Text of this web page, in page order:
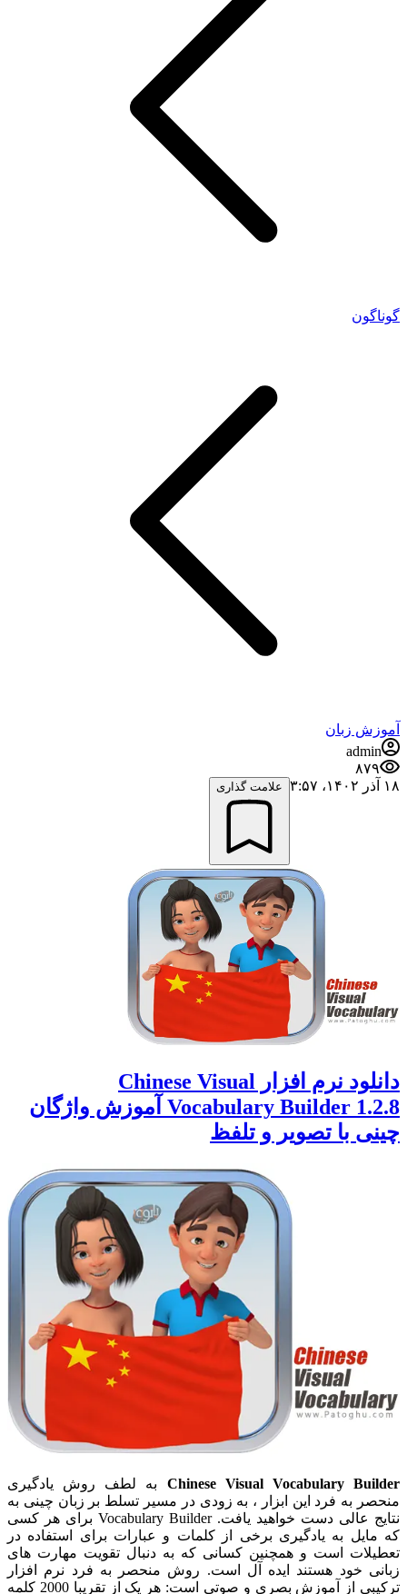
گوناگون
آموزش زبان
admin
۸۷۹
۱۸ آذر ۱۴۰۲،‏ ۳:۵۷
علامت گذاری
دانلود نرم افزار Chinese Visual
Vocabulary Builder 1.2.8 آموزش واژگان
چینی با تصویر و تلفظ
Chinese Visual Vocabulary Builder به لطف روش یادگیری
منحصر به فرد این ابزار ، به زودی در مسیر تسلط بر زبان چینی به
نتایج عالی دست خواهید یافت. Vocabulary Builder برای هر کسی
که مایل به یادگیری برخی از کلمات و عبارات برای استفاده در
تعطیلات است و همچنین کسانی که به دنبال تقویت مهارت های
زبانی خود هستند ایده آل است. روش منحصر به فرد نرم افزار
ترکیبی از آموزش بصری و صوتی است: هر یک از تقریبا 2000 کلمه